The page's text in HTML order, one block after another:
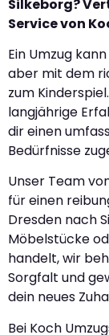
Silkeborg?
Service von
Ein Umzug
aber mit dem
zum
langjährige
dir einen
Bedürfnisse
Unser Team
für einen
Dresden nach
Möbelstücke
handelt, wir
Sorgfalt und
dein neues
Bei Koch